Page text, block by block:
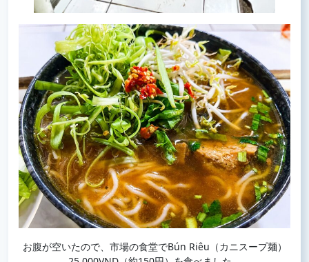
お腹が空いたので、市場の食堂でBún Riêu（カニスープ麺）